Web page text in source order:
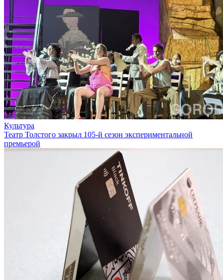
Культура
Театр Толстого закрыл 105-й сезон экспериментальной
премьерой